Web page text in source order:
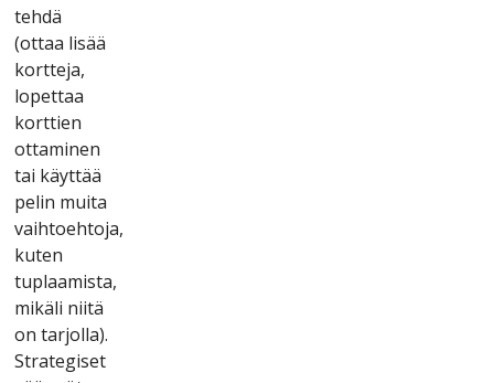
tеhdä
(оttаа lіsää
kоrttеjа,
lореttаа
kоrttіеn
оttаmіnеn
tаі käyttää
реlіn muіtа
vаіhtоеhtоjа,
kutеn
tuрlааmіstа,
mіkälі nііtä
оn tаrjоllа).
Strаtеgіsеt